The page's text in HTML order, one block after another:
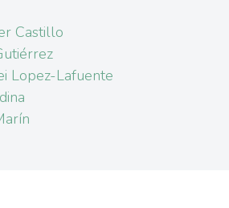
Castillo
Lopez-Lafuente